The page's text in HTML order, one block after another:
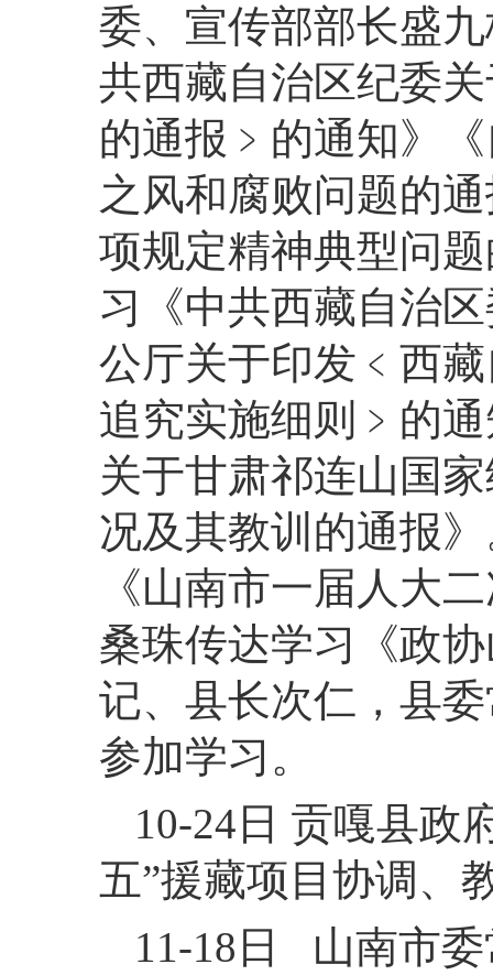
委、宣传部部长盛
共西藏自治区纪委
的通报﹥的通知》
之风和腐败问题的
项规定精神典型问
习《中共西藏自治
公厅关于印发﹤西
追究实施细则﹥的
关于甘肃祁连山国
况及其教训的通报
《山南市一届人大
桑珠传达学习《政
记、县长次仁，县
参加学习。
10-24日 贡嘎县政
五”援藏项目协调、
11-18日 山南市